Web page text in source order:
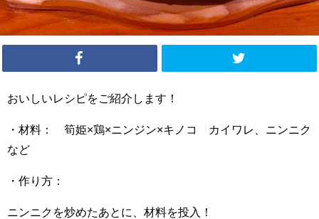
おいしいレシピをご紹介します！
・材料： 筍姫×鶏×ニンジン×キノコ カイワレ、ニンニク
など
・作り方：
ニンニクを炒めたあとに、材料を投入！